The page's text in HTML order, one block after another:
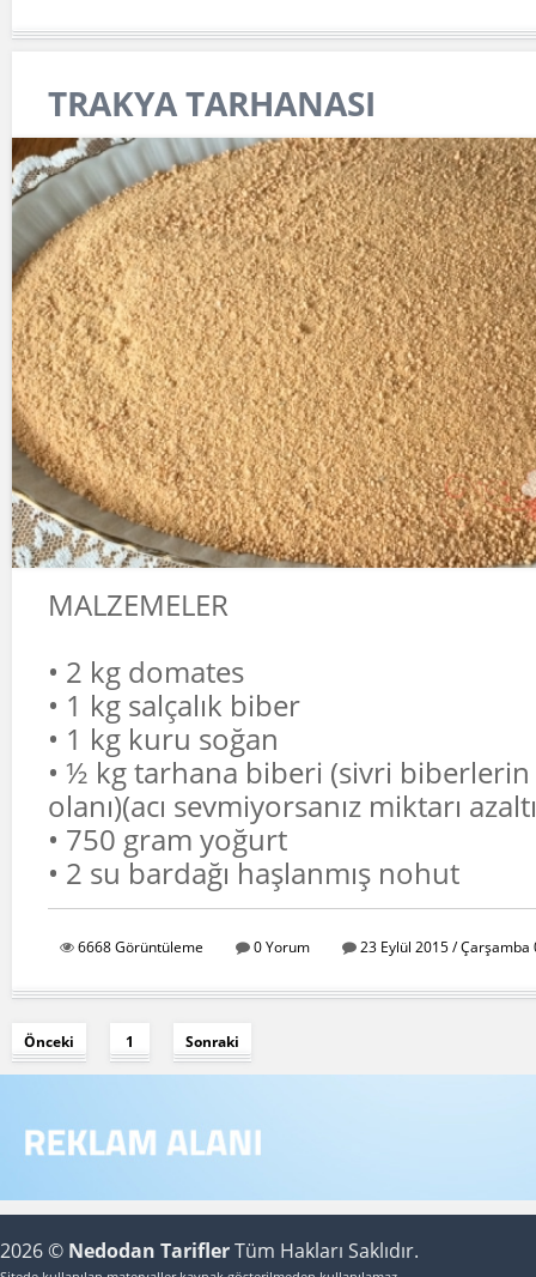
TRAKYA TARHANASI
MALZEMELER
• 2 kg domates
• 1 kg salçalık biber
• 1 kg kuru soğan
• ½ kg tarhana biberi (sivri biberlerin
olanı)(acı sevmiyorsanız miktarı
• 750 gram yoğurt
• 2 su bardağı haşlanmış nohut
6668 Görüntüleme 0 Yorum 23 Eylül 2015 / Çarşamba
Önceki 1 Sonraki
2026 © Nedodan TariflerTüm Hakları Saklıdır.